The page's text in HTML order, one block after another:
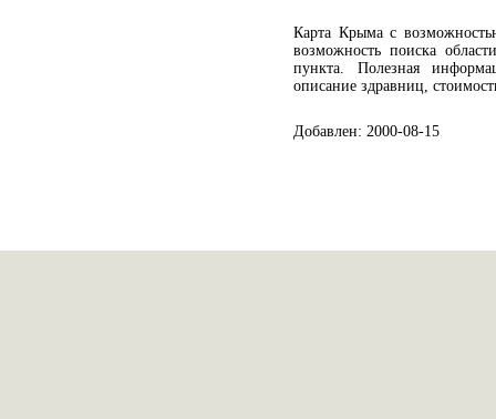
Карта Крыма с
возможность поиска
пункта. Полезная
описание здравниц,
Добавлен: 2000-08-15